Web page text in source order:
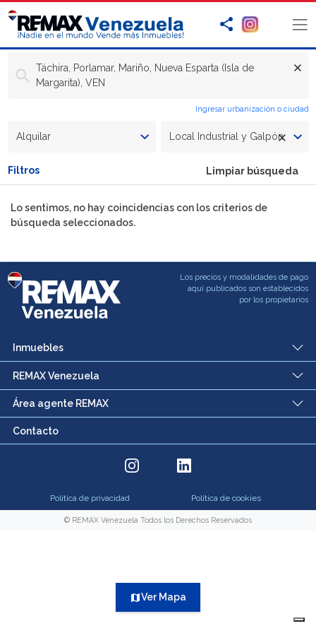
Táchira, Porlamar, Mariño, Nueva Esparta (Isla de
Margarita), VEN
Ingresar urbanización o ciudad
Alquilar Local Industrial y Galpón
Filtros Limpiar búsqueda
Lo sentimos, no hay coincidencias con los criterios de
búsqueda seleccionados.
mapVer Mapa
Los precios y modalidades de pago
aqui publicados son establecidos
por los propietarios
Inmuebles
REMAX Venezuela
Área agente REMAX
Contacto
Política de privacidad Política de cookies
© REMAX Venezuela Todos los Derechos Reservados